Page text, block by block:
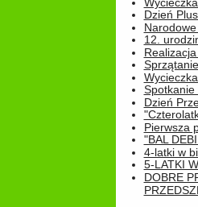
Dzień
12.
Spotkanie
Dzień
Pierwsza
"BAL
4-latki w
5-LATKI
DOBRE